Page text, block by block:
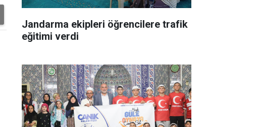
Jandarma ekipleri öğrencilere trafik
eğitimi verdi